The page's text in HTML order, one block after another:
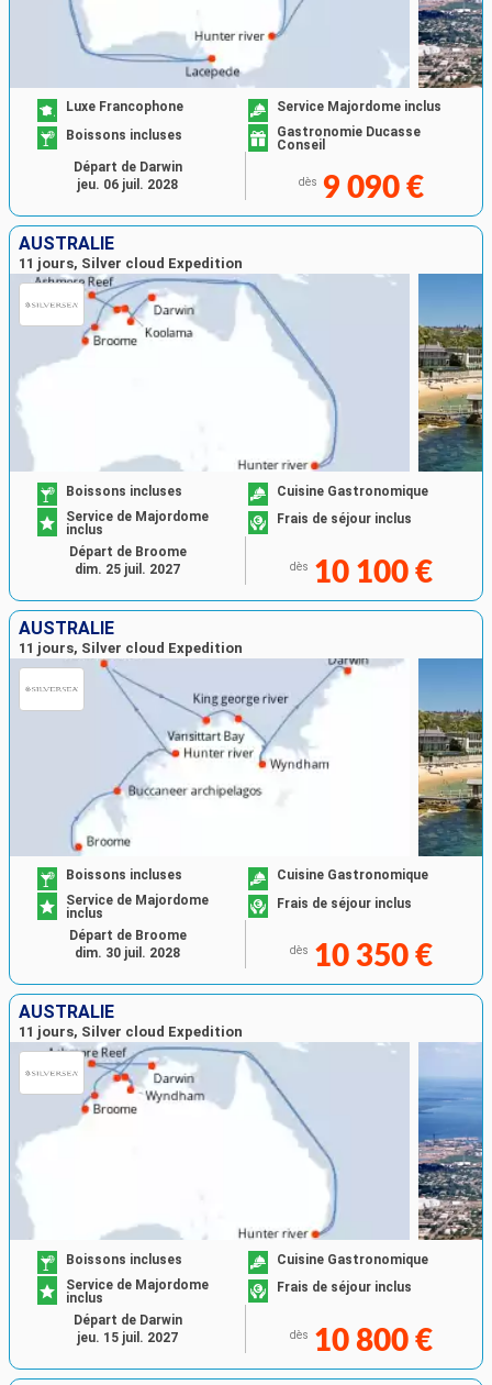
Luxe Francophone
Service Majordome inclus
Boissons incluses
Gastronomie Ducasse
Conseil
dès 9 090 €
Départ de Darwin
jeu. 06 juil. 2028
AUSTRALIE
11 jours, Silver cloud Expedition
Boissons incluses
Cuisine Gastronomique
Service de Majordome
inclus
Frais de séjour inclus
dès 10 100 €
Départ de Broome
dim. 25 juil. 2027
AUSTRALIE
11 jours, Silver cloud Expedition
Boissons incluses
Cuisine Gastronomique
Service de Majordome
inclus
Frais de séjour inclus
dès 10 350 €
Départ de Broome
dim. 30 juil. 2028
AUSTRALIE
11 jours, Silver cloud Expedition
Boissons incluses
Cuisine Gastronomique
Service de Majordome
inclus
Frais de séjour inclus
dès 10 800 €
Départ de Darwin
jeu. 15 juil. 2027